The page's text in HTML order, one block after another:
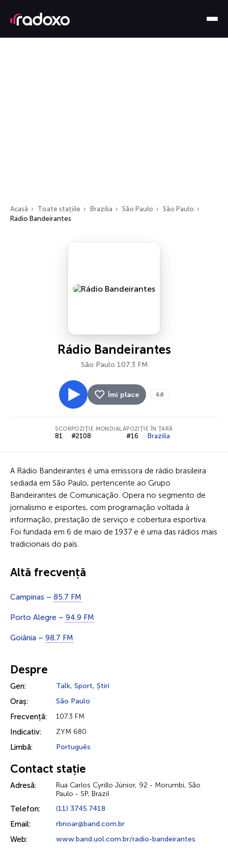
Acasă Toate stațiile Brazilia São Paulo
São Paulo
Rádio Bandeirantes
Rádio Bandeirantes
São Paulo 107.3 FM
Îmi place 68
SCOR
81
POZIȚIE MONDIALĂ
#2108
POZIȚIE ÎN ȚARĂ
#16 Brazilia
A Rádio Bandeirantes é uma emissora de rádio brasileira
sediada em São Paulo, pertencente ao Grupo
Bandeirantes de Comunicação. Opera no segmento de
jornalismo e esportes, com programação voltada à
informação, prestação de serviço e cobertura esportiva.
Foi fundada em 6 de maio de 1937 e é uma das rádios mais
tradicionais do país.
Altă frecvență
Campinas – 85.7 FM
Porto Alegre – 94.9 FM
Goiânia – 98.7 FM
Despre
Gen: Talk, Sport, Știri
Oraș: São Paulo
Frecvență: 107.3 FM
Indicativ: ZYM 680
Limbă: Português
Contact stație
Adresă:
Rua Carlos Cyrillo Júnior, 92 - Morumbi, São
Paulo - SP, Brazil
Telefon: (11) 3745.7418
Email: rbnoar@band.com.br
Web: www.band.uol.com.br/radio-bandeirantes